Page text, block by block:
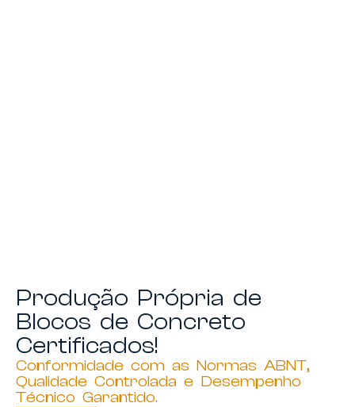
Produção Própria de
Blocos de Concreto
Certificados!
Conformidade com as Normas ABNT,
Qualidade Controlada e Desempenho
Técnico Garantido.